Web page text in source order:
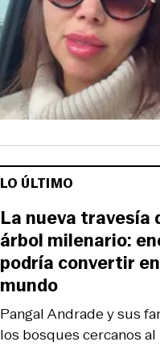
LO ÚLTIMO
Pangal Andrade y sus
los bosques cercanos
La nueva travesía
árbol milenario:
podría convertir
mundo